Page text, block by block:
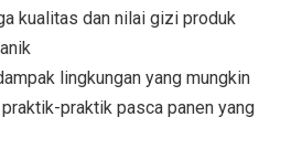
kualitas dan nilai gizi produk
lingkungan yang mungkin
praktik pasca panen yang